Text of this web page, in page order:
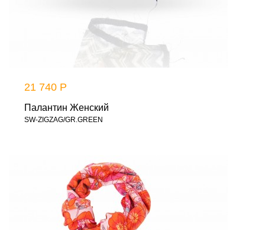
21 740 Р
Палантин Женский
SW-ZIGZAG/GR.GREEN